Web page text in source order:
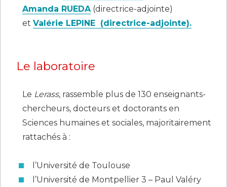
Amanda RUEDA(directrice-adjointe)
etValérie LEPINE (directrice-adjointe).
Le laboratoire
Le Lerass, rassemble plus de 130 enseignants-
chercheurs, docteurs et doctorants en
Sciences humaines et sociales, majoritairement
rattachés à :
l’Université de Toulouse
l’Université de Montpellier 3 – Paul Valéry